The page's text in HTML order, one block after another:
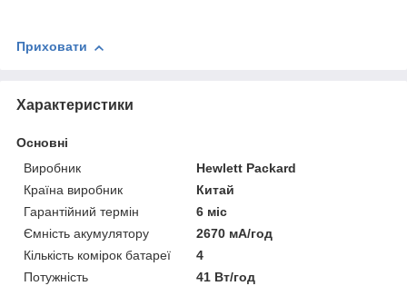
Приховати
Характеристики
Основні
Виробник
Hewlett Packard
Країна виробник
Китай
Гарантійний термін
6 міс
Ємність акумулятору
2670 мА/год
Кількість комірок батареї
4
Потужність
41 Вт/год